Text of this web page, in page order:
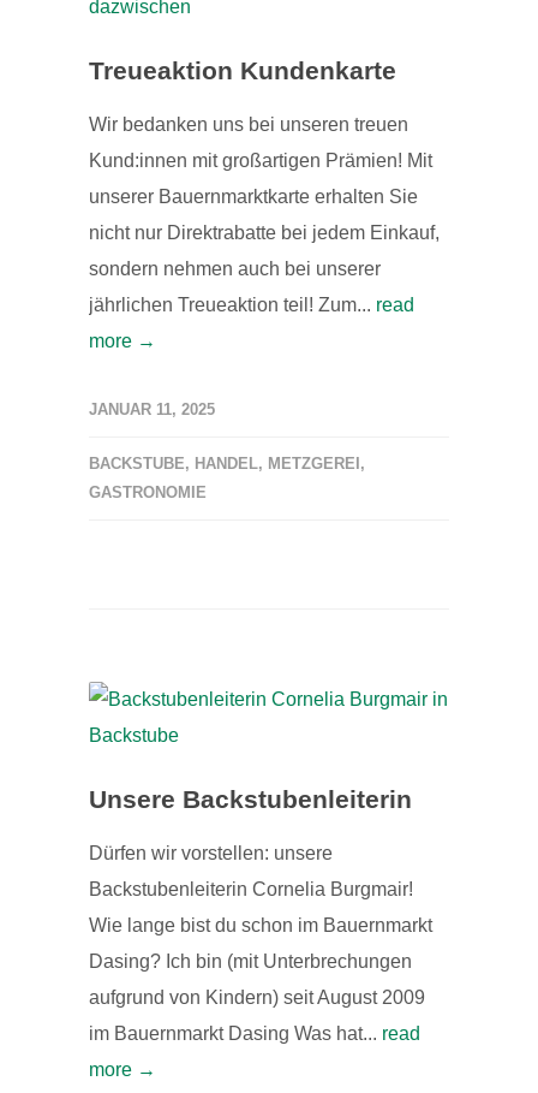
Treueaktion Kundenkarte
Wir bedanken uns bei unseren treuen
Kund:innen mit großartigen Prämien! Mit
unserer Bauernmarktkarte erhalten Sie
nicht nur Direktrabatte bei jedem Einkauf,
sondern nehmen auch bei unserer
jährlichen Treueaktion teil! Zum... read
more →
JANUAR 11, 2025
BACKSTUBE, HANDEL, METZGEREI ,
GASTRONOMIE
Unsere Backstubenleiterin
Dürfen wir vorstellen: unsere
Backstubenleiterin Cornelia Burgmair!
Wie lange bist du schon im Bauernmarkt
Dasing? Ich bin (mit Unterbrechungen
aufgrund von Kindern) seit August 2009
im Bauernmarkt Dasing Was hat... read
more →